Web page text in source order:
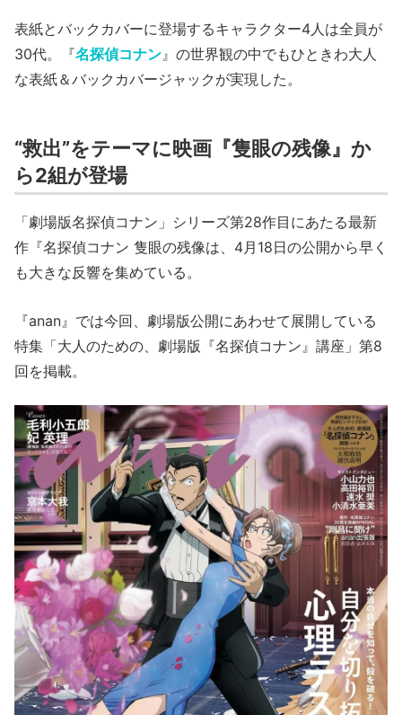
表紙とバックカバーに登場するキャラクター4人は全員が
30代。『名探偵コナン 』の世界観の中でもひときわ大人
な表紙＆バックカバージャックが実現した。
“救出”をテーマに映画『隻眼の残像』か
ら2組が登場
「劇場版名探偵コナン」シリーズ第28作目にあたる最新
作『名探偵コナン 隻眼の残像は、4月18日の公開から早く
も大きな反響を集めている。
『anan』では今回、劇場版公開にあわせて展開している
特集「大人のための、劇場版『名探偵コナン』講座」第8
回を掲載。